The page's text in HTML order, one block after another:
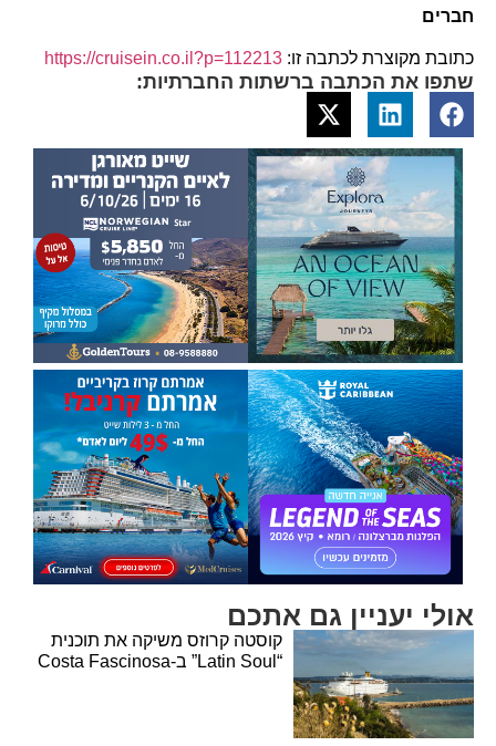
חברים
כתובת מקוצרת לכתבה זו: https://cruisein.co.il?p=112213
שתפו את הכתבה ברשתות החברתיות:
אולי יעניין גם אתכם
קוסטה קרוזס משיקה את תוכנית